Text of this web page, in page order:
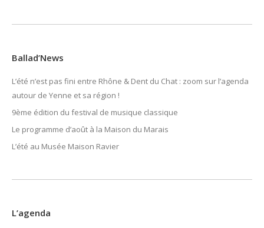
Ballad’News
L’été n’est pas fini entre Rhône & Dent du Chat : zoom sur l’agenda
autour de Yenne et sa région !
9ème édition du festival de musique classique
Le programme d’août à la Maison du Marais
L’été au Musée Maison Ravier
L’agenda